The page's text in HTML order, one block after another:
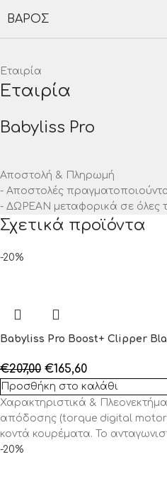
ΒΆΡΟΣ
Εταιρία
Εταιρία
Babyliss Pro
Αποστολή & Πληρωμή
- Αποστολές
- ΔΩΡΕΑΝ μεταφορικά σε όλες
Σχετικά προϊόντα
-20%
Babyliss Pro Boost+ Clipper
€207,00 €165,60
Προσθήκη στο καλάθι
Χαρακτηριστικά &
απόδοσης (torque digital motor)
κοντά κουρέματα. Το
-20%